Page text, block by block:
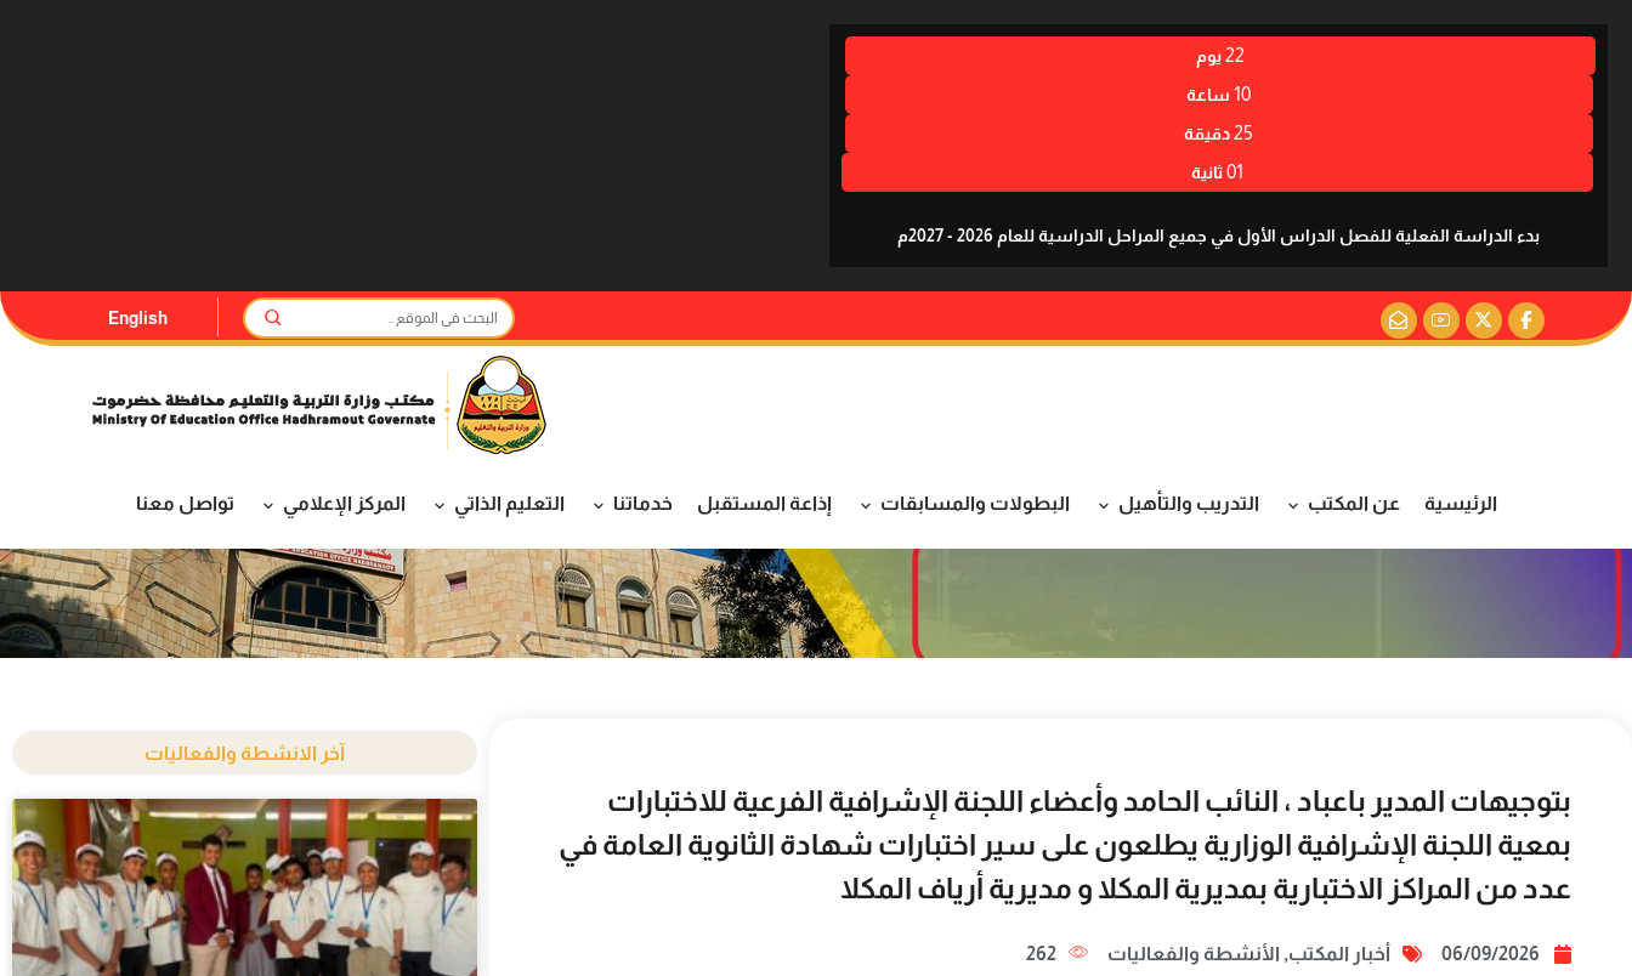
22 يوم
10 ساعة
25دقيقة
00 ثانية
بدء الدراسة الفعلية للفصل الدراس الأول في جميع المراحل الدراسية للعام 2026 - 2027م
English
الرئيسية عن المكتب التدريب والتأهيل البطولات والمسابقات إذاعة المستقبل خدماتنا التعليم الذاتي المركز الإعلامي تواصل معنا
بتوجيهات المدير باعباد ، النائب الحامد وأعضاء اللجنة الإشرافية الفرعية للاختبارات
بمعية اللجنة الإشرافية الوزارية يطلعون على سير اختبارات شهادة الثانوية العامة في
عدد من المراكز الاختبارية بمديرية المكلا و مديرية أرياف المكلا
06/09/2026 أخبار المكتب, الأنشطة والفعاليات 262
آخر الانشطة والفعاليات